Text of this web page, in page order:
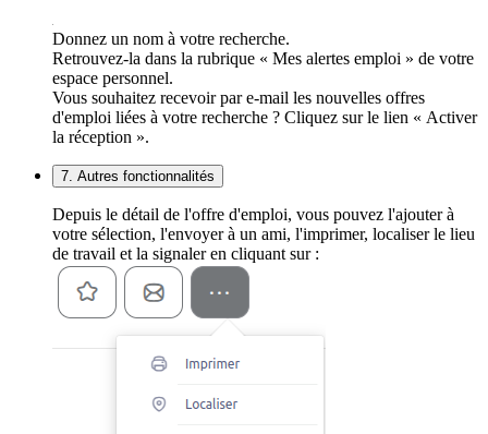
Donnez un nom à votre recherche.
Retrouvez-la dans la rubrique « Mes alertes emploi » de votre
espace personnel.
Vous souhaitez recevoir par e-mail les nouvelles offres
d'emploi liées à votre recherche ? Cliquez sur le lien « Activer
la réception ».
7. Autres fonctionnalités
Depuis le détail de l'offre d'emploi, vous pouvez l'ajouter à
votre sélection, l'envoyer à un ami, l'imprimer, localiser le lieu
de travail et la signaler en cliquant sur :